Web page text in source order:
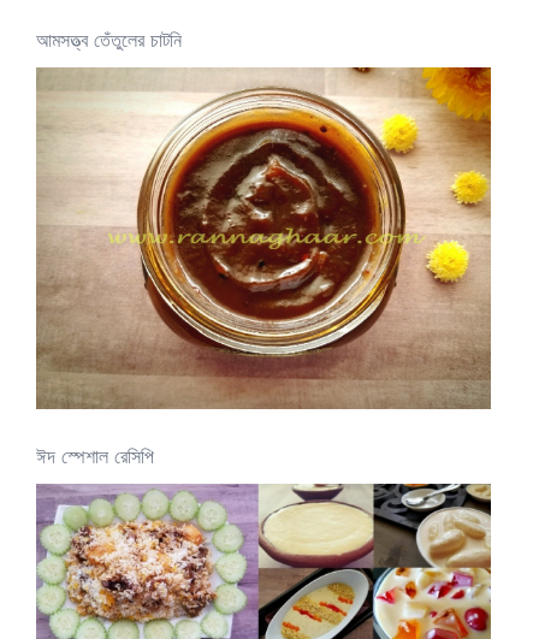
আমসত্ত্ব তেঁতুলের চাটনি
ঈদ স্পেশাল রেসিপি